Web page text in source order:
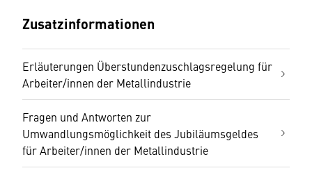
Zusatzinformationen
Erläuterungen Überstundenzuschlagsregelung für
Arbeiter/innen der Metallindustrie
Fragen und Antworten zur
Umwandlungsmöglichkeit des Jubiläumsgeldes
für Arbeiter/innen der Metallindustrie